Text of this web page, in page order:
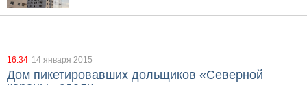
16:34 14 января 2015
Дом пикетировавших дольщиков «Северной